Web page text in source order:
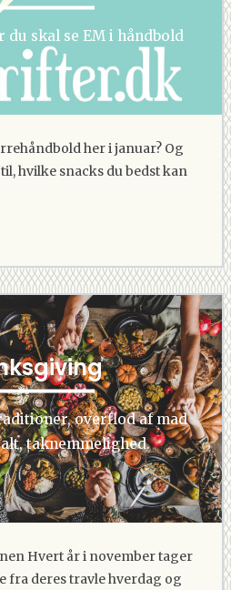
skal se EM i håndbold
her i januar? Og
hvilke snacks du bedst kan
overflod af mad
taknemmelighed.
Hvert år i november tager
fra deres travle hverdag og